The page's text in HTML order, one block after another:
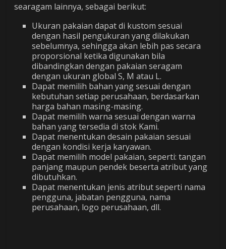
searagam lainnya, sebagai berikut:
Ukuran pakaian dapat di kustom sesuai
dengan hasil pengukuran yang dilakukan
sebelumnya, sehingga akan lebih pas secara
proporsional ketika digunakan bila
dibandingkan dengan pakaian seragam
dengan ukuran global S, M atau L.
Dapat memilih bahan yang sesuai dengan
kebutuhan setiap perusahaan, berdasarkan
harga bahan masing-masing.
Dapat memilih warna sesuai dengan warna
bahan yang tersedia di stok Kami.
Dapat menentukan desain pakaian sesuai
dengan kondisi kerja karyawan.
Dapat memilih model pakaian, seperti: tangan
panjang maupun pendek beserta atribut yang
dibutuhkan.
Dapat menentukan jenis atribut seperti nama
pengguna, jabatan pengguna, nama
perusahaan, logo perusahaan, dll.